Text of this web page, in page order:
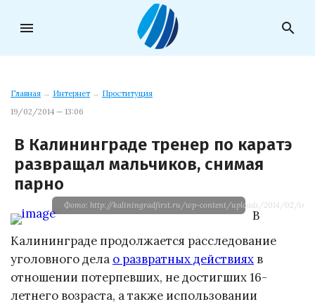
menu search
Главная → Интернет → Проституция
19/02/2014 — 13:06
В Калининграде тренер по каратэ
развращал мальчиков, снимая
парно
Фото: http://kaliningradfirst.ru/wp-content/uploads/2014/02/
В
Калининграде продолжается расследование
уголовного дела о развратных действиях в
отношении потерпевших, не достигших 16-
летнего возраста, а также использовании